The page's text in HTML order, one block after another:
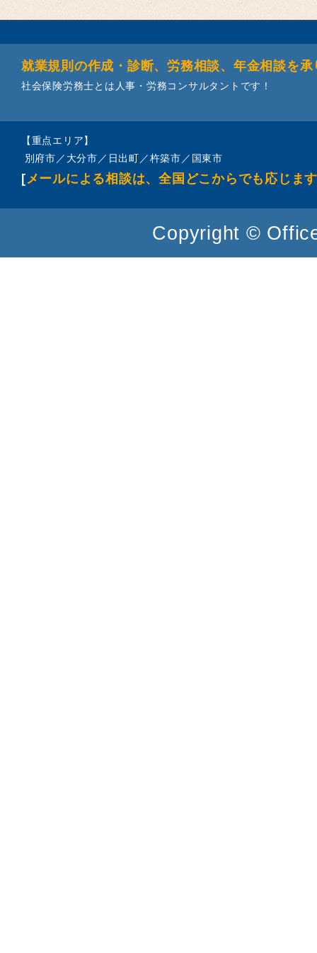
就業規則の作成・診断、労務相談、年金相談を承
社会保険労務士とは人事・労務コンサルタントです！
【重点エリア】
別府市／大分市／日出町／杵築市／国東市
[メールによる相談は、全国どこからでも応じま
Copyright ©